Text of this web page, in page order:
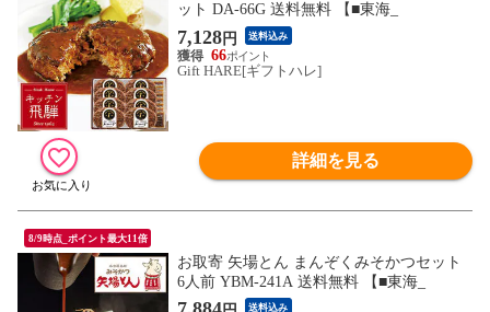
ット DA-66G 送料無料 【■東海_
7,128円 送料込み
66
Gift HARE[ギフトハレ]
詳細を見る
8/9時点_ポイント最大11倍
お取寄 矢場とん まんぞくみそかつセット
6人前 YBM-241A 送料無料 【■東海_
送料込み